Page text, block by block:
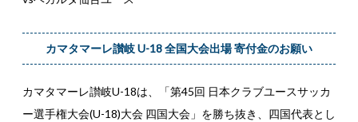
カマタマーレ讃岐 U-18 全国大会出場 寄付金のお願い
カマタマーレ讃岐U-18は、「第45回 日本クラブユースサッカ
ー選手権大会(U-18)大会 四国大会」を勝ち抜き、四国代表とし